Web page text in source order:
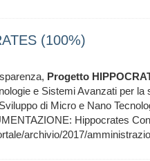
(100%)
Progetto
e Sistemi Avanzati per la
di Micro e Nano
Hippocrates
archivio/2017/